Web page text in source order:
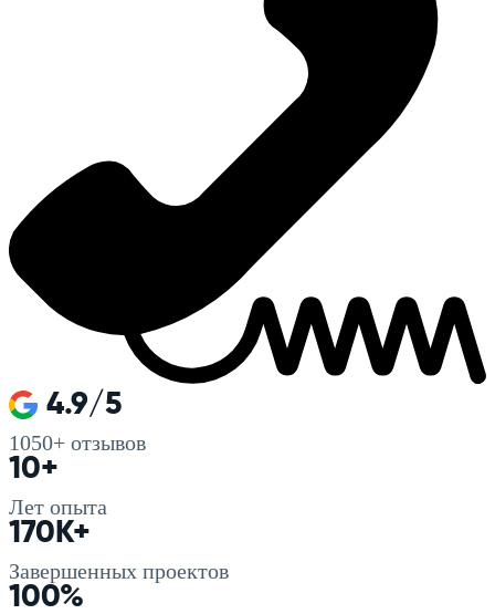
4.9/5
1050+ отзывов
10+
Лет опыта
170K+
Завершенных проектов
100%